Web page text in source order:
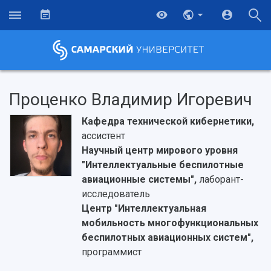
Проценко Владимир Игоревич
Кафедра технической кибернетики,
ассистент
Научный центр мирового уровня
"Интеллектуальные беспилотные
авиационные системы", лаборант-
исследователь
Центр "Интеллектуальная
мобильность многофункциональных
беспилотных авиационных систем",
программист